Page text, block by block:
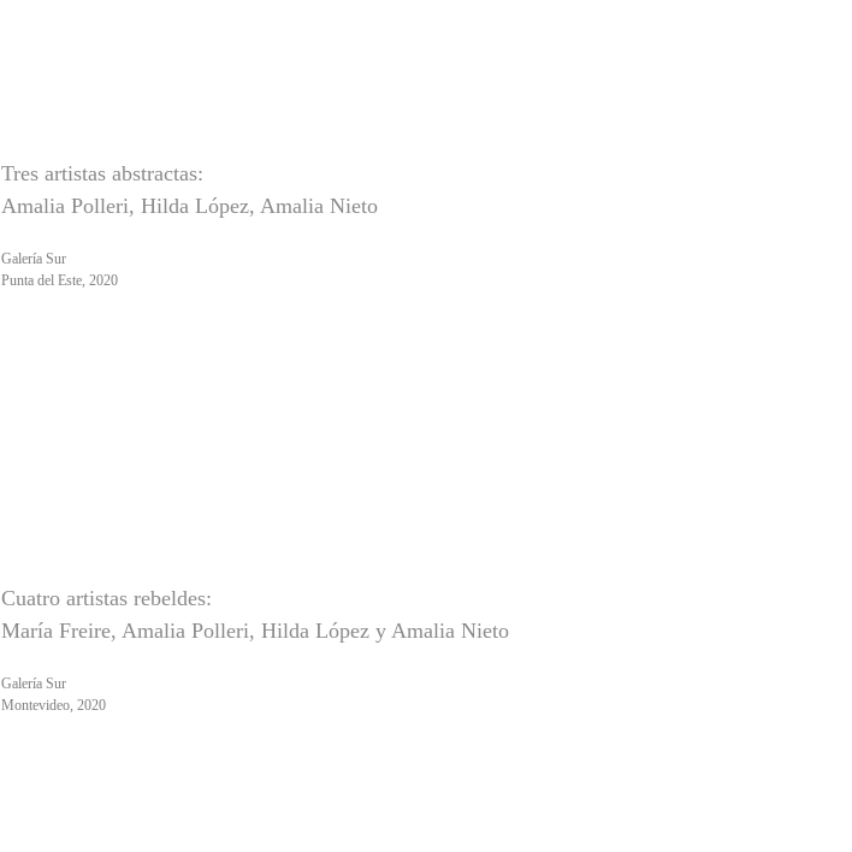
Tres artistas abstractas:
Amalia Polleri, Hilda López, Amalia Nieto
Galería Sur
Punta del Este, 2020
Cuatro artistas rebeldes:
María Freire, Amalia Polleri, Hilda López y Amalia Nieto
Galería Sur
Montevideo, 2020